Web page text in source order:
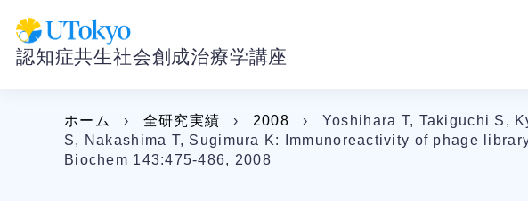
認知症共生社会創成治療学講座
ホーム › 全研究実績 › 2008 ›
Yoshihara T, Takiguchi S,
S, Nakashima T, Sugimura K: Immunoreactivity of phage
Biochem 143:475-486, 2008